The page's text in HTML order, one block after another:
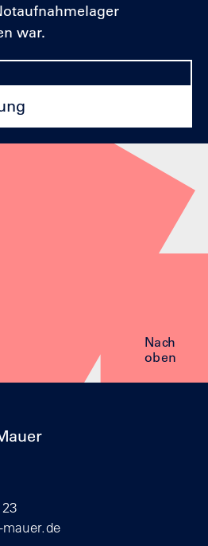
war.
Nach
oben